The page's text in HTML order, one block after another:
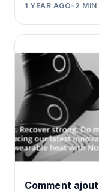
1 YEAR AGO• 2 MIN
Comment